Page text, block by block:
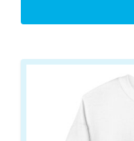
Questo